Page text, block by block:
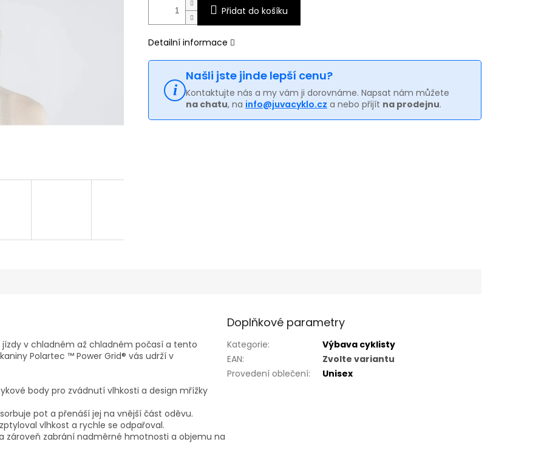
Přidat do košíku
Detailní informace
Našli jste jinde lepší cenu?
Kontaktujte nás a my vám ji dorovnáme. Napsat nám můžete
na chatu, na info@juvacyklo.cz a nebo přijít na prodejnu.
jízdy v chladném až chladném počasí a tento
Polartec ™ Power Grid® vás udrží v
body pro zvádnutí vlhkosti a design mřížky
pot a přenáší jej na vnější část oděvu.
vlhkost a rychle se odpařoval.
zároveň zabrání nadměrné hmotnosti a objemu na
Doplňkové parametry
Kategorie:
Výbava cyklisty
EAN:
Zvolte variantu
Provedení oblečení: Unisex